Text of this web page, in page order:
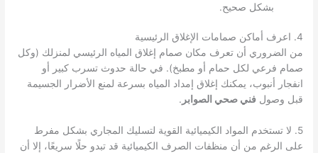
بشكل صحيح.
4. اعرف أماكن صمامات الإغلاق الرئيسية
من الضروري أن تعرف مكان صمام إغلاق المياه الرئيسي لمنزلك (وكل
صمام فرعي لكل حمام أو مطبخ). في حالة حدوث تسرب كبير أو
انفجار أنبوب، يمكنك إغلاق إمداد المياه بسرعة لمنع الأضرار الجسيمة
قبل وصولفني صحي الصوابر .
5. لا تستخدم المواد الكيميائية القوية لتسليك المجاري بشكل مفرط
على الرغم من أن منظفات الصرف الكيميائية قد تبدو حلًا سريعًا، إلا أن